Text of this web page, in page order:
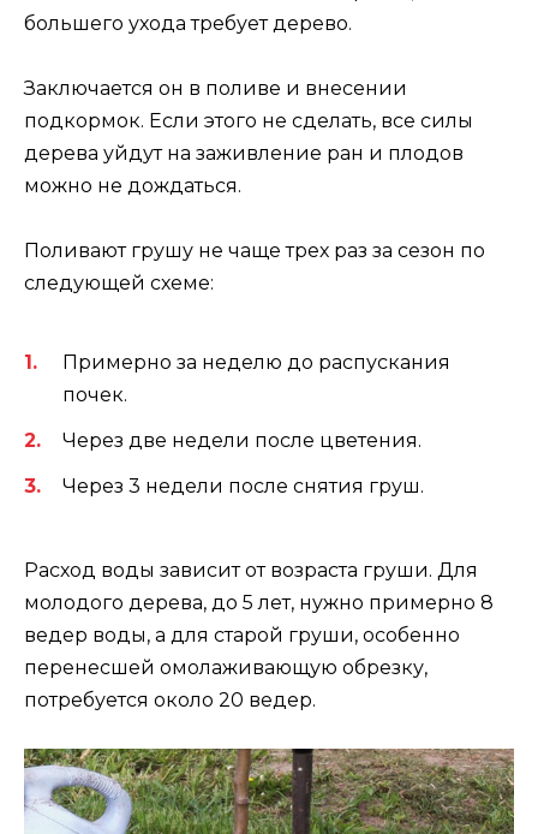
большего ухода требует дерево.
Заключается он в поливе и внесении
подкормок. Если этого не сделать, все силы
дерева уйдут на заживление ран и плодов
можно не дождаться.
Поливают грушу не чаще трех раз за сезон по
следующей схеме:
Примерно за неделю до распускания
почек.
Через две недели после цветения.
Через 3 недели после снятия груш.
Расход воды зависит от возраста груши. Для
молодого дерева, до 5 лет, нужно примерно 8
ведер воды, а для старой груши, особенно
перенесшей омолаживающую обрезку,
потребуется около 20 ведер.